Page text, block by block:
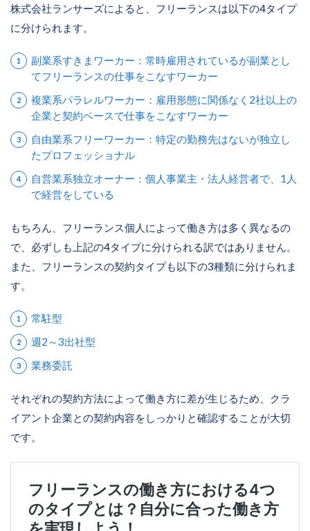
株式会社ランサーズによると、フリーランスは以下の4タイプ
に分けられます。
副業系すきまワーカー：常時雇用されているが副業とし
てフリーランスの仕事をこなすワーカー
複業系パラレルワーカー：雇用形態に関係なく2社以上の
企業と契約ベースで仕事をこなすワーカー
自由業系フリーワーカー：特定の勤務先はないが独立し
たプロフェッショナル
自営業系独立オーナー：個人事業主・法人経営者で、1人
で経営をしている
もちろん、フリーランス個人によって働き方は多く異なるの
で、必ずしも上記の4タイプに分けられる訳ではありません。
また、フリーランスの契約タイプも以下の3種類に分けられま
す。
常駐型
週2～3出社型
業務委託
それぞれの契約方法によって働き方に差が生じるため、クラ
イアント企業との契約内容をしっかりと確認することが大切
です。